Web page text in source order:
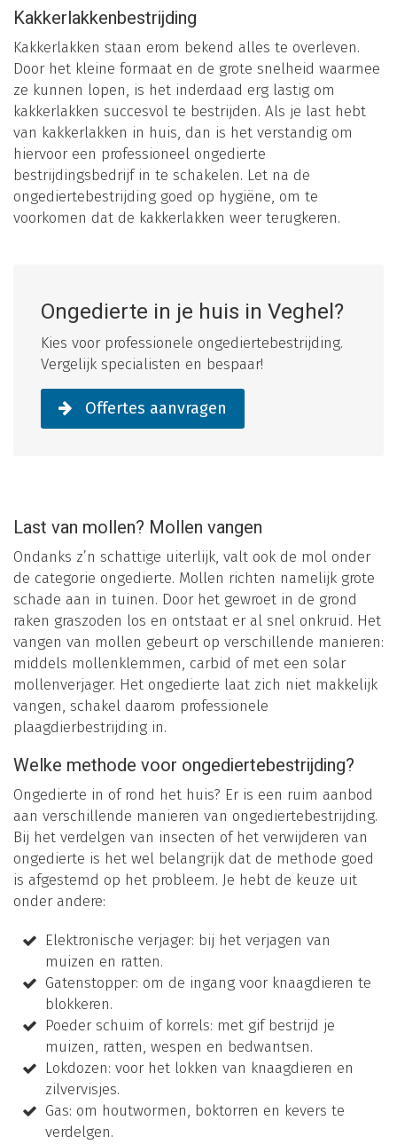
Kakkerlakkenbestrijding
Kakkerlakken staan erom bekend alles te overleven.
Door het kleine formaat en de grote snelheid waarmee
ze kunnen lopen, is het inderdaad erg lastig om
kakkerlakken succesvol te bestrijden. Als je last hebt
van kakkerlakken in huis, dan is het verstandig om
hiervoor een professioneel ongedierte
bestrijdingsbedrijf in te schakelen. Let na de
ongediertebestrijding goed op hygiëne, om te
voorkomen dat de kakkerlakken weer terugkeren.
Ongedierte in je huis in Veghel?
Kies voor professionele ongediertebestrijding.
Vergelijk specialisten en bespaar!
Offertes aanvragen
Last van mollen? Mollen vangen
Ondanks z’n schattige uiterlijk, valt ook de mol onder
de categorie ongedierte. Mollen richten namelijk grote
schade aan in tuinen. Door het gewroet in de grond
raken graszoden los en ontstaat er al snel onkruid. Het
vangen van mollen gebeurt op verschillende manieren:
middels mollenklemmen, carbid of met een solar
mollenverjager. Het ongedierte laat zich niet makkelijk
vangen, schakel daarom professionele
plaagdierbestrijding in.
Welke methode voor ongediertebestrijding?
Ongedierte in of rond het huis? Er is een ruim aanbod
aan verschillende manieren van ongediertebestrijding.
Bij het verdelgen van insecten of het verwijderen van
ongedierte is het wel belangrijk dat de methode goed
is afgestemd op het probleem. Je hebt de keuze uit
onder andere:
Elektronische verjager: bij het verjagen van
muizen en ratten.
Gatenstopper: om de ingang voor knaagdieren te
blokkeren.
Poeder schuim of korrels: met gif bestrijd je
muizen, ratten, wespen en bedwantsen.
Lokdozen: voor het lokken van knaagdieren en
zilvervisjes.
Gas: om houtwormen, boktorren en kevers te
verdelgen.